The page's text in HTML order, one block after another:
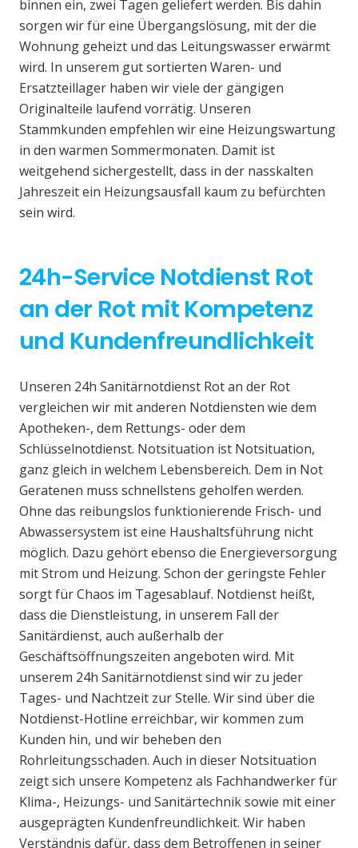
binnen ein, zwei Tagen geliefert werden. Bis dahin
sorgen wir für eine Übergangslösung, mit der die
Wohnung geheizt und das Leitungswasser erwärmt
wird. In unserem gut sortierten Waren- und
Ersatzteillager haben wir viele der gängigen
Originalteile laufend vorrätig. Unseren
Stammkunden empfehlen wir eine Heizungswartung
in den warmen Sommermonaten. Damit ist
weitgehend sichergestellt, dass in der nasskalten
Jahreszeit ein Heizungsausfall kaum zu befürchten
sein wird.
24h-Service Notdienst Rot
an der Rot mit Kompetenz
und Kundenfreundlichkeit
Unseren 24h Sanitärnotdienst Rot an der Rot
vergleichen wir mit anderen Notdiensten wie dem
Apotheken-, dem Rettungs- oder dem
Schlüsselnotdienst. Notsituation ist Notsituation,
ganz gleich in welchem Lebensbereich. Dem in Not
Geratenen muss schnellstens geholfen werden.
Ohne das reibungslos funktionierende Frisch- und
Abwassersystem ist eine Haushaltsführung nicht
möglich. Dazu gehört ebenso die Energieversorgung
mit Strom und Heizung. Schon der geringste Fehler
sorgt für Chaos im Tagesablauf. Notdienst heißt,
dass die Dienstleistung, in unserem Fall der
Sanitärdienst, auch außerhalb der
Geschäftsöffnungszeiten angeboten wird. Mit
unserem 24h Sanitärnotdienst sind wir zu jeder
Tages- und Nachtzeit zur Stelle. Wir sind über die
Notdienst-Hotline erreichbar, wir kommen zum
Kunden hin, und wir beheben den
Rohrleitungsschaden. Auch in dieser Notsituation
zeigt sich unsere Kompetenz als Fachhandwerker für
Klima-, Heizungs- und Sanitärtechnik sowie mit einer
ausgeprägten Kundenfreundlichkeit. Wir haben
Verständnis dafür, dass dem Betroffenen in seiner